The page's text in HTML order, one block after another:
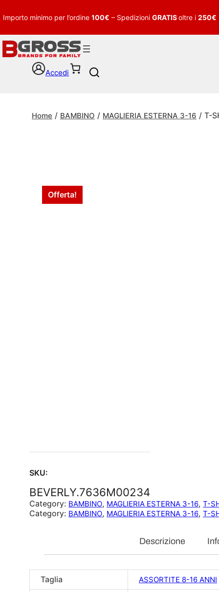
Importo minimo per l’ordine 100€ – Spedizioni GRATISoltre i 250€
Accedi
c
Home / BAMBINO / MAGLIERIA ESTERNA 3-16 / T-
Offerta!
SKU:
BEVERLY.7636M00234
Category: BAMBINO, MAGLIERIA ESTERNA 3-16, T-
Category: BAMBINO, MAGLIERIA ESTERNA 3-16, T-
Descrizione
Taglia ASSORTITE 8-16 ANNI